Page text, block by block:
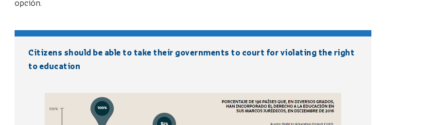
opción.
Citizens should be able to take their governments to court for violating the right
to education